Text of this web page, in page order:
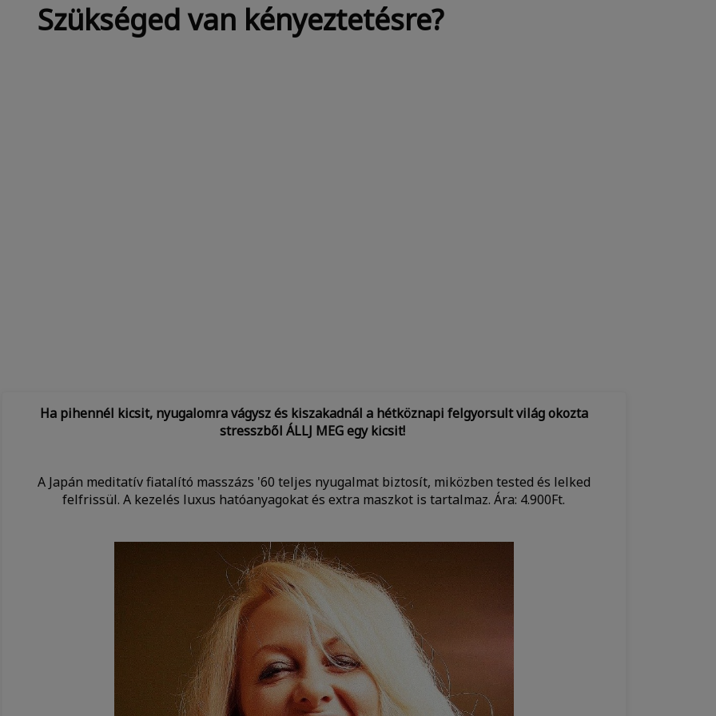
Szükséged van kényeztetésre?
Ha pihennél kicsit, nyugalomra vágysz és kiszakadnál a hétköznapi felgyorsult világ okozta
stresszből ÁLLJ MEG egy kicsit!
A Japán meditatív fiatalító masszázs '60 teljes nyugalmat biztosít, miközben tested és lelked
felfrissül. A kezelés luxus hatóanyagokat és extra maszkot is tartalmaz. Ára: 4.900Ft.